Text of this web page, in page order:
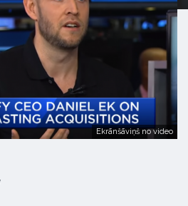
Ekrānšāviņš no video